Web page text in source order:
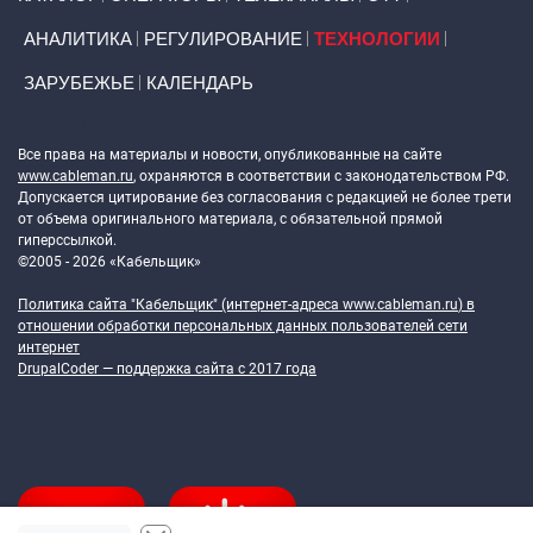
АНАЛИТИКА РЕГУЛИРОВАНИЕ ТЕХНОЛОГИИ
ЗАРУБЕЖЬЕ КАЛЕНДАРЬ
Все права на материалы и новости, опубликованные на сайте
www.cableman.ru, охраняются в соответствии с законодательством РФ.
Допускается цитирование без согласования с редакцией не более трети
от объема оригинального материала, с обязательной прямой
гиперссылкой.
©2005 - 2026 «Кабельщик»
Политика сайта "Кабельщик" (интернет-адреса www.cableman.ru) в
отношении обработки персональных данных пользователей сети
интернет
DrupalCoder — поддержка сайта c 2017 года